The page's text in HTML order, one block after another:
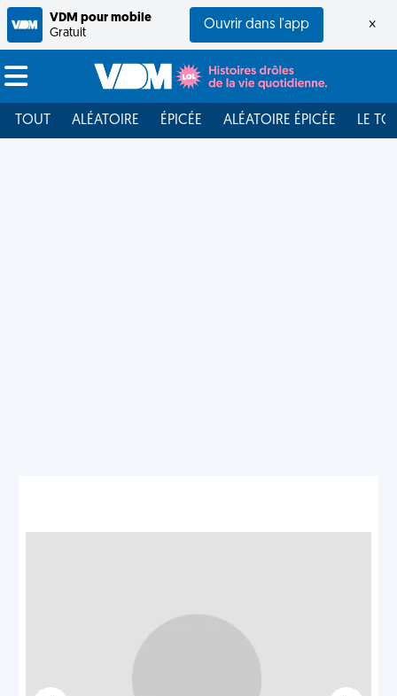
VDM pour mobile
Gratuit
Ouvrir dans l'app ×
TOUT ALÉATOIRE ÉPICÉE ALÉATOIRE ÉPICÉE LE